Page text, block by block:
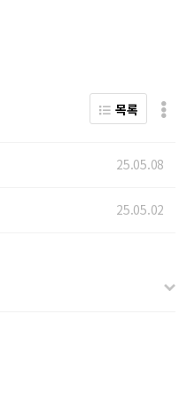
목록
25.05.08
25.05.02